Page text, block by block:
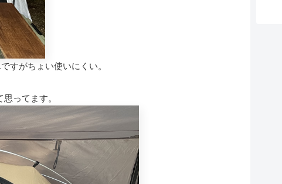
すがちょい使いにくい。
ってます。